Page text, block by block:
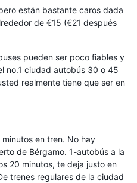
están bastante caros dada
de €15 (€21 después
pueden ser poco fiables y
no.1 ciudad autobús 30 o 45
realmente tiene que ser en
en tren. No hay
de Bérgamo. 1-autobús a la
20 minutos, te deja justo en
trenes regulares de la ciudad